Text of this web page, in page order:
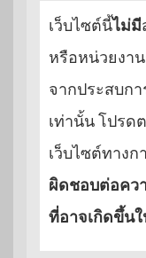
เว็บไซต์นี้ไม่มี
หรือหน่วยงา
จากประสบก
เท่านั้น โปรด
เว็บไซต์ทาง
ผิดชอบต่อคว
ที่อาจเกิดขึ้น